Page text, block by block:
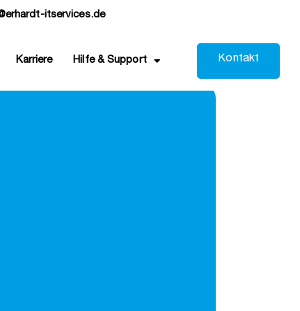
itservices.de
Karriere Hilfe & Support Kontakt